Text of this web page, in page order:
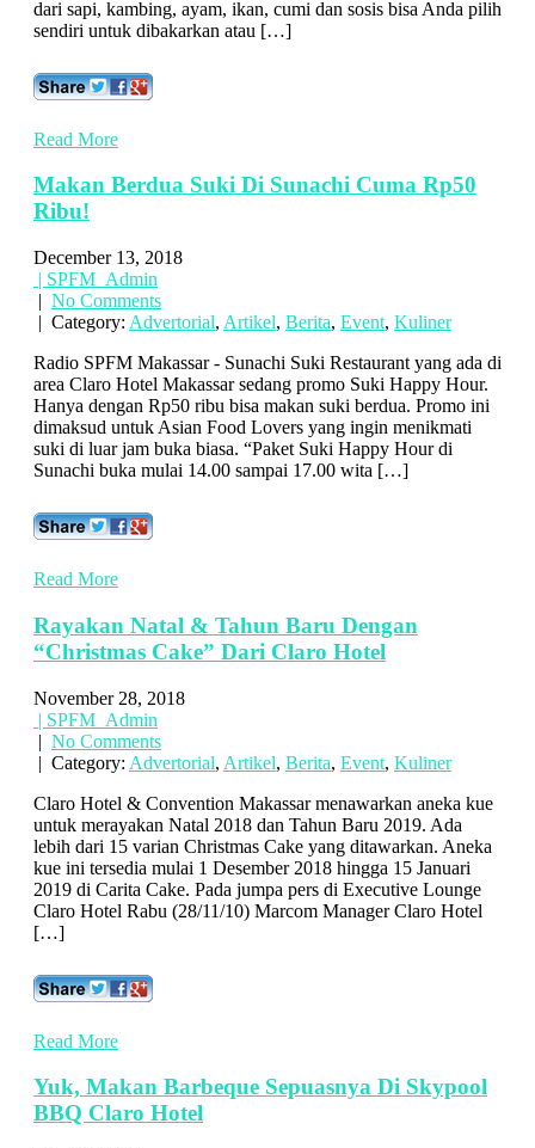
dari sapi, kambing, ayam, ikan, cumi dan sosis bisa Anda pilih
sendiri untuk dibakarkan atau […]
Read More
Makan Berdua Suki Di Sunachi Cuma Rp50
Ribu!
December 13, 2018
| SPFM_Admin
| No Comments
| Category: Advertorial, Artikel, Berita, Event, Kuliner
Radio SPFM Makassar - Sunachi Suki Restaurant yang ada di
area Claro Hotel Makassar sedang promo Suki Happy Hour.
Hanya dengan Rp50 ribu bisa makan suki berdua. Promo ini
dimaksud untuk Asian Food Lovers yang ingin menikmati
suki di luar jam buka biasa. “Paket Suki Happy Hour di
Sunachi buka mulai 14.00 sampai 17.00 wita […]
Read More
Rayakan Natal & Tahun Baru Dengan
“Christmas Cake” Dari Claro Hotel
November 28, 2018
| SPFM_Admin
| No Comments
| Category: Advertorial, Artikel, Berita, Event, Kuliner
Claro Hotel & Convention Makassar menawarkan aneka kue
untuk merayakan Natal 2018 dan Tahun Baru 2019. Ada
lebih dari 15 varian Christmas Cake yang ditawarkan. Aneka
kue ini tersedia mulai 1 Desember 2018 hingga 15 Januari
2019 di Carita Cake. Pada jumpa pers di Executive Lounge
Claro Hotel Rabu (28/11/10) Marcom Manager Claro Hotel
[…]
Read More
Yuk, Makan Barbeque Sepuasnya Di Skypool
BBQ Claro Hotel